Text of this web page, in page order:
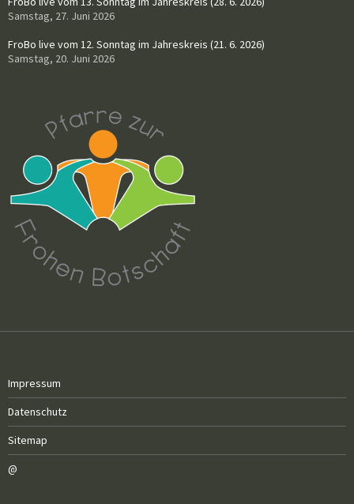
Samstag, 27. Juni 2026
FroBo live vom 12. Sonntag im Jahreskreis (21. 6. 2026)
Samstag, 20. Juni 2026
Impressum
Datenschutz
Sitemap
@